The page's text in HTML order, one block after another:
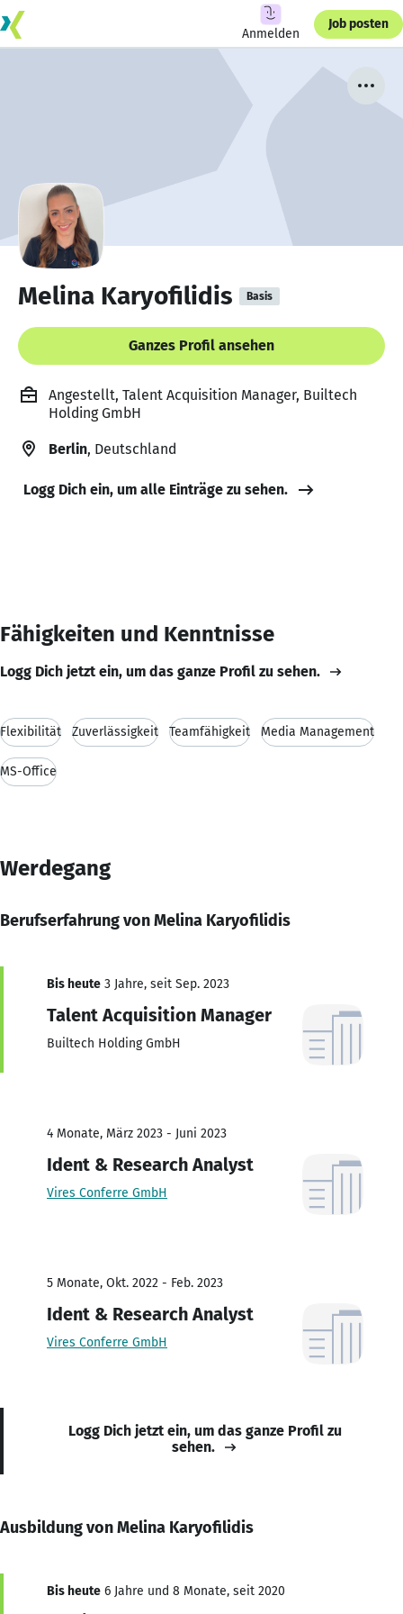
Anmelden
Job posten
Melina Karyofilidis Basis
Ganzes Profil ansehen
Angestellt, Talent Acquisition Manager, Builtech
Holding GmbH
Berlin, Deutschland
Logg Dich ein, um alle Einträge zu sehen.
Fähigkeiten und Kenntnisse
Logg Dich jetzt ein, um das ganze Profil zu sehen.
Flexibilität Zuverlässigkeit Teamfähigkeit Media Management
MS-Office
Werdegang
Berufserfahrung von Melina Karyofilidis
Bis heute 3 Jahre, seit Sep. 2023
Talent Acquisition Manager
Builtech Holding GmbH
4 Monate, März 2023 - Juni 2023
Ident & Research Analyst
Vires Conferre GmbH
5 Monate, Okt. 2022 - Feb. 2023
Ident & Research Analyst
Vires Conferre GmbH
Logg Dich jetzt ein, um das ganze Profil zu
sehen.
Ausbildung von Melina Karyofilidis
Bis heute 6 Jahre und 8 Monate, seit 2020